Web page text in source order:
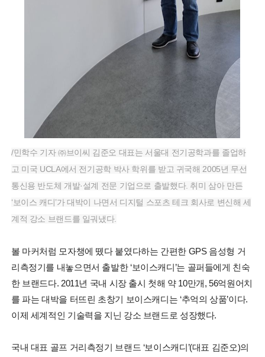
/민학수 기자 ㈜브이씨 김준오 대표는 서울대 전기공학과를 졸업하
고 미국 UCLA에서 전기공학 박사 학위를 받고 귀국해 2005년 무선
통신용 반도체 개발·설계 전문 기업으로 출발했다. 취미 삼아 만든
‘보이스 캐디’가 대박이 나면서 디지털 스포츠 테크 회사로 변신해 세
계적 강소 브랜드를 일궈냈다.
볼 마커처럼 모자챙에 뗐다 붙였다하는 간편한 GPS 음성형 거
리측정기를 내놓으면서 출발한 ‘보이스캐디’는 골퍼들에게 친숙
한 브랜드다. 2011년 국내 시장 출시 첫해 약 10만개, 56억원어치
를 파는 대박을 터뜨린 초창기 보이스캐디는 ‘추억의 상품’이다.
이제 세계적인 기술력을 지닌 강소 브랜드로 성장했다.
국내 대표 골프 거리측정기 브랜드 ‘보이스캐디’(대표 김준오)의